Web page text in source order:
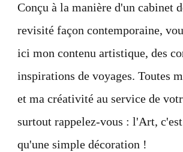
Conçu à la manière d'un cabinet
revisité façon contemporaine,
ici mon contenu artistique, des
inspirations de voyages. Toutes
et ma créativité au service de
surtout rappelez-vous : l'Art,
qu'une simple décoration !